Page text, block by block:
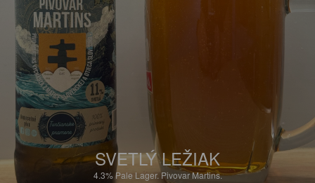
SVETLÝ LEŽIAK
4.3%Pale Lager.Pivovar Martins.